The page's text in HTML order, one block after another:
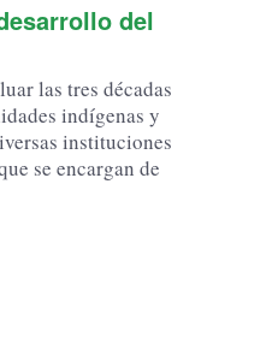
del
las tres décadas
indígenas y
instituciones
se encargan de